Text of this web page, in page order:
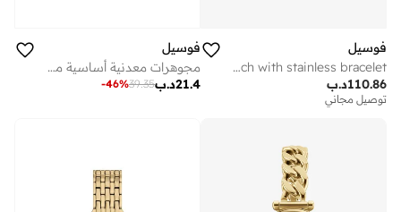
فوسيل
Digital analog watch with stainless bracelet
د.ب110.86
توصيل مجاني
فوسيل
مجوهرات معدنية أساسية مع زركونيا مكعب
د.ب21.4
39.35
-46%